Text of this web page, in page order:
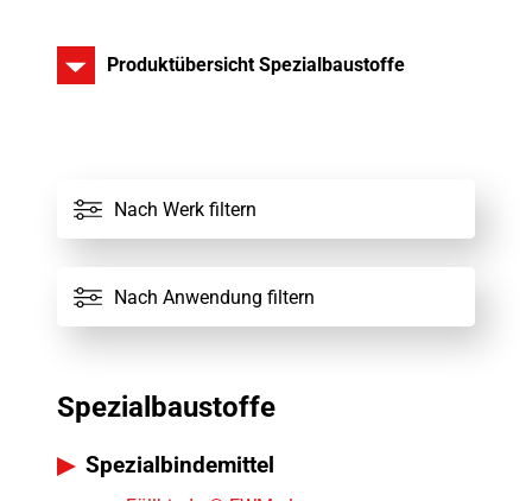
Produktübersicht Spezialbaustoffe
Nach Werk filtern
Alle Werke
Nach Anwendung filtern
Alle Spezialbaustoffe
Spezialbaustoffe
Spezialbindemittel